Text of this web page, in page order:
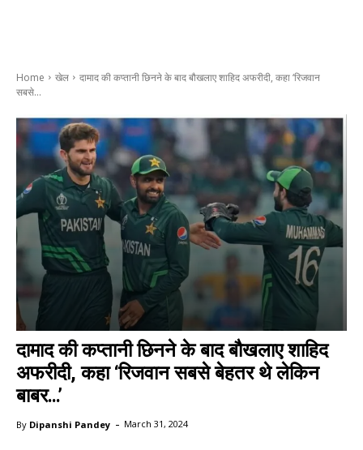
Home खेल
दामाद की कप्तानी छिनने के बाद बौखलाए शाहिद अफरीदी, कहा ‘रिजवान
सबसे...
दामाद की कप्तानी छिनने के बाद बौखलाए शाहिद
अफरीदी, कहा ‘रिजवान सबसे बेहतर थे लेकिन
बाबर…’
By Dipanshi Pandey - March 31, 2024